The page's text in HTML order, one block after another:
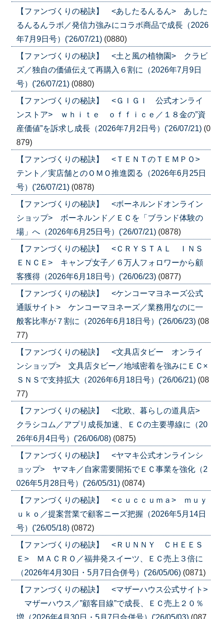
【ファンづくりの秘訣】 <あしたるんるん> あした
るんるんラボ／発信力強みにコラボ商品で成長（2026
年7月9日号）('26/07/21) (0880)
【ファンづくりの秘訣】 <土と風の植物園> クラビ
ズ／独自の価値伝えて再購入６割に（2026年7月9日
号）('26/07/21) (0880)
【ファンづくりの秘訣】 <ＧＩＧＩ 公式オンライ
ンストア> ｗｈｉｔｅ ｏｆｆｉｃｅ／１８金の”資
産価値”を訴求し成長（2026年7月2日号）('26/07/21) (0
879)
【ファンづくりの秘訣】 <ＴＥＮＴのＴＥＭＰＯ>
テント／実店舗とのＯＭＯ推進図る（2026年6月25日
号）('26/07/21) (0878)
【ファンづくりの秘訣】 <ボーネルンドオンライン
ショップ> ボーネルンド／ＥＣを「ブランド体験の
場」へ（2026年6月25日号）('26/07/21) (0878)
【ファンづくりの秘訣】 <ＣＲＹＳＴＡＬ ＩＮＳ
ＥＮＣＥ> キャンプ女子／６万人フォロワーから顧
客獲得（2026年6月18日号）('26/06/23) (0877)
【ファンづくりの秘訣】 <ケンコーマヨネーズ公式
通販サイト> ケンコーマヨネーズ／業務用なのに一
般客比率が７割に（2026年6月18日号）('26/06/23) (08
77)
【ファンづくりの秘訣】 <文具店タビー オンライ
ンショップ> 文具店タビー／地域密着を強みにＥＣ×
ＳＮＳで支持拡大（2026年6月18日号）('26/06/21) (08
77)
【ファンづくりの秘訣】 <北欧、暮らしの道具店>
クラシコム／アプリ成長加速、ＥＣの主要導線に（20
26年6月4日号）('26/06/08) (0875)
【ファンづくりの秘訣】 <ヤマキ公式オンラインシ
ョップ> ヤマキ／自家需要開拓でＥＣ事業を強化（2
026年5月28日号）('26/05/31) (0874)
【ファンづくりの秘訣】 <ｃｕｃｃｕｍａ> ｍｕｙ
ｕｋｏ／提案営業で顧客ニーズ把握（2026年5月14日
号）('26/05/18) (0872)
【ファンづくりの秘訣】 <ＲＵＮＮＹ ＣＨＥＥＳ
Ｅ> ＭＡＣＲＯ／福井発スイーツ、ＥＣ売上３倍に
（2026年4月30日・5月7日合併号）('26/05/06) (0871)
【ファンづくりの秘訣】 <マザーハウス公式サイト>
マザーハウス／”顧客目線”で成長、ＥＣ売上２０％
増（2026年4月30日・5月7日合併号）('26/05/03) (087